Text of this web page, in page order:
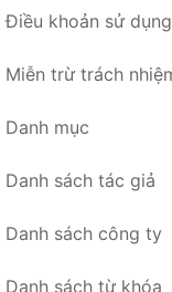
Điều khoản sử dụng
Miễn trừ trách
Danh mục
Danh sách tác giả
Danh sách công ty
Danh sách từ khóa